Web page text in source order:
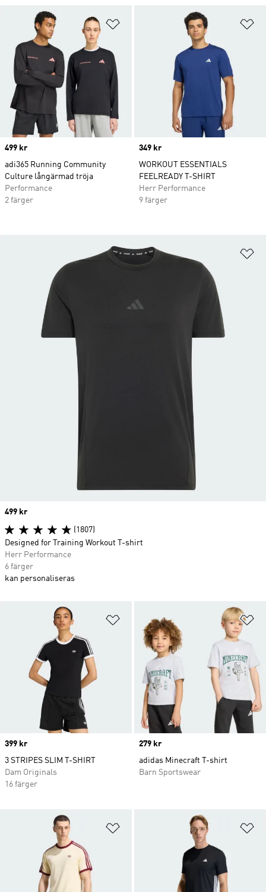
Lägg till på önskelistan
Price
499 kr
adi365 Running Community
Culture långärmad tröja
Performance
2 färger
Price
349 kr
WORKOUT ESSENTIALS
FEELREADY T-SHIRT
Herr Performance
9 färger
Lägg till på önskelistan
Price
399 kr
3 STRIPES SLIM T-SHIRT
Dam Originals
16 färger
Price
279 kr
adidas Minecraft T-shirt
Barn Sportswear
Lägg till på önskelistan
Price
499 kr
(1807)
Designed for Training Workout T-shirt
Herr Performance
6 färger
kan personaliseras